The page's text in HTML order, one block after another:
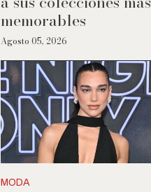
memorables
Agosto 05, 2026
MODA